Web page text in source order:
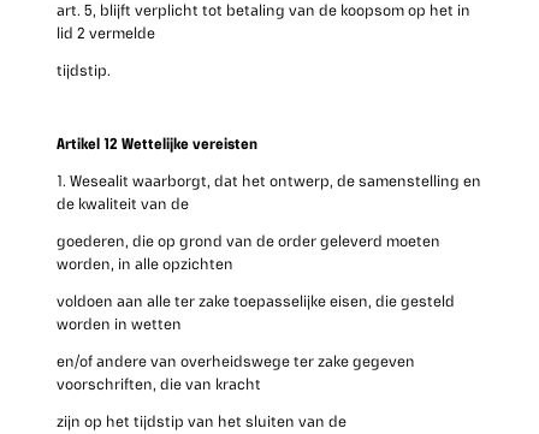
art. 5, blijft verplicht tot betaling van de koopsom op het in
lid 2 vermelde
tijdstip.
Artikel 12 Wettelijke vereisten
1. Wesealit waarborgt, dat het ontwerp, de samenstelling en
de kwaliteit van de
goederen, die op grond van de order geleverd moeten
worden, in alle opzichten
voldoen aan alle ter zake toepasselijke eisen, die gesteld
worden in wetten
en/of andere van overheidswege ter zake gegeven
voorschriften, die van kracht
zijn op het tijdstip van het sluiten van de